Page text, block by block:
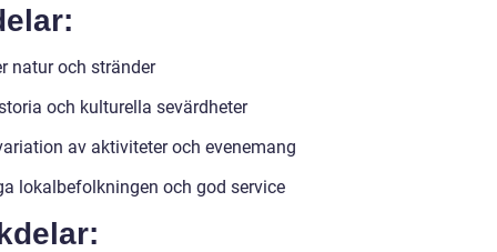
natur och stränder
och kulturella sevärdheter
av aktiviteter och evenemang
lokalbefolkningen och god service